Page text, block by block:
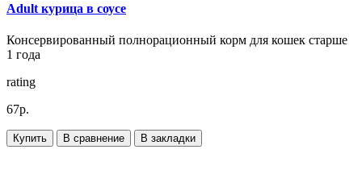
Adult курица в соусе
Консервированный полнорационный корм для кошек старше
1 года
rating
67р.
Купить В сравнение В закладки